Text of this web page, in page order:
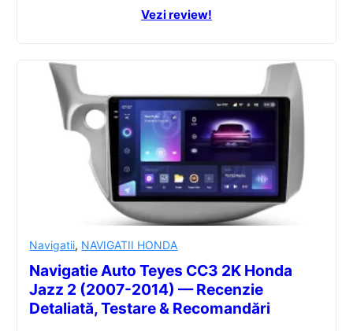
Vezi review!
Navigatii, NAVIGATII HONDA
Navigatie Auto Teyes CC3 2K Honda
Jazz 2 (2007-2014) — Recenzie
Detaliată, Testare & Recomandări